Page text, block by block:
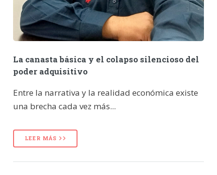
La canasta básica y el colapso silencioso del
poder adquisitivo
Entre la narrativa y la realidad económica existe
una brecha cada vez más...
LEER MÁS